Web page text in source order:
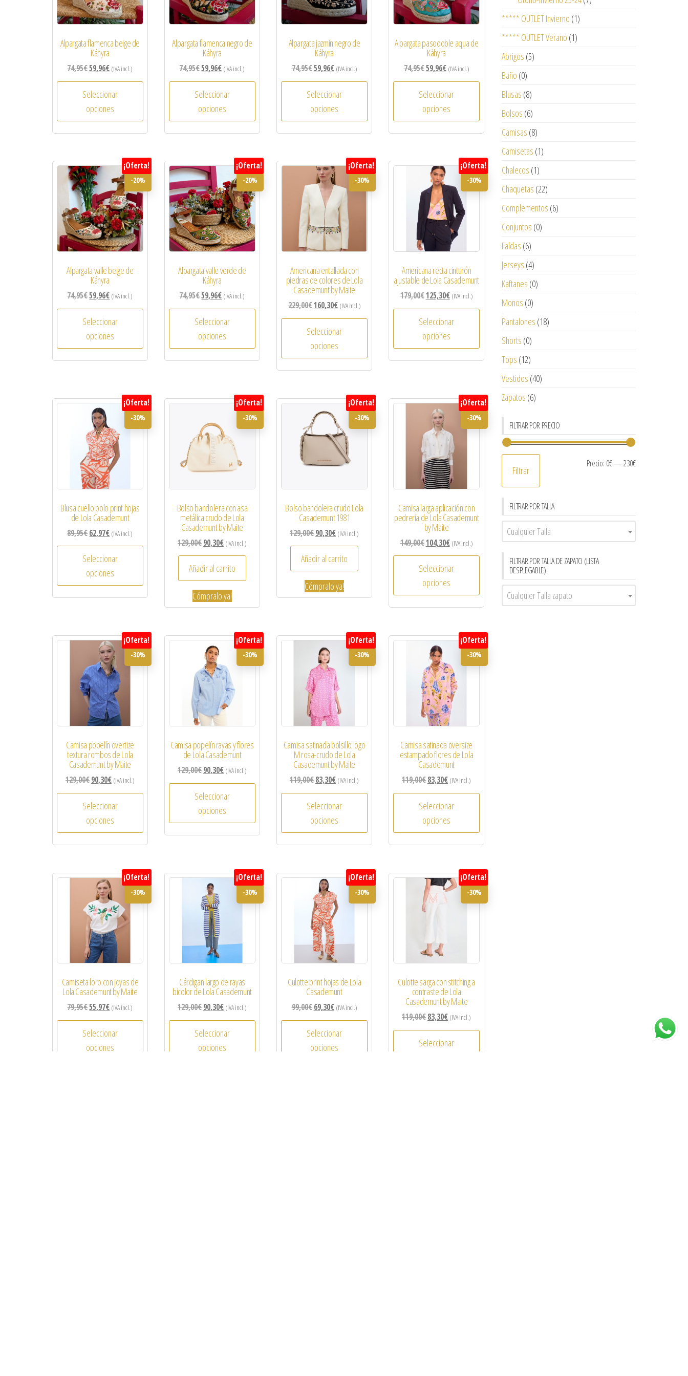
Alpargata flamenca beige de
Káhyra
74,95€59,96€ (IVA incl.)
Seleccionar
opciones
Alpargata flamenca negro de
Káhyra
74,95€59,96€ (IVA incl.)
Seleccionar
opciones
Alpargata jazmín negro de
Káhyra
74,95€59,96€ (IVA incl.)
Seleccionar
opciones
Alpargata pasodoble aqua de
Káhyra
74,95€59,96€ (IVA incl.)
Seleccionar
opciones
¡Oferta!
Alpargata valle beige de
Káhyra
74,95€59,96€ (IVA incl.)
Seleccionar
opciones
-20%
¡Oferta!
Alpargata valle verde de
Káhyra
74,95€59,96€ (IVA incl.)
Seleccionar
opciones
-20%
¡Oferta!
Americana entallada con
piedras de colores de Lola
Casademunt by Maite
229,00€160,30€ (IVA incl.)
Seleccionar
opciones
-30%
¡Oferta!
Americana recta cinturón
ajustable de Lola Casademunt
179,00€125,30€ (IVA incl.)
Seleccionar
opciones
-30%
¡Oferta!
Blusa cuello polo print hojas
de Lola Casademunt
89,95€62,97€ (IVA incl.)
Seleccionar
opciones
-30%
¡Oferta!
Bolso bandolera con asa
metálica crudo de Lola
Casademunt by Maite
129,00€90,30€ (IVA incl.)
Añadir al carrito
Cómpralo ya!
-30%
¡Oferta!
Bolso bandolera crudo Lola
Casademunt 1981
129,00€90,30€ (IVA incl.)
Añadir al carrito
Cómpralo ya!
-30%
¡Oferta!
Camisa larga aplicación con
pedrería de Lola Casademunt
by Maite
149,00€104,30€ (IVA incl.)
Seleccionar
opciones
-30%
¡Oferta!
Camisa popelín overtize
textura rombos de Lola
Casademunt by Maite
129,00€90,30€ (IVA incl.)
Seleccionar
opciones
-30%
¡Oferta!
Camisa popelín rayas y flores
de Lola Casademunt
129,00€90,30€ (IVA incl.)
Seleccionar
opciones
-30%
¡Oferta!
Camisa satinada bolsillo logo
M rosa-crudo de Lola
Casademunt by Maite
119,00€83,30€ (IVA incl.)
Seleccionar
opciones
-30%
¡Oferta!
Camisa satinada oversize
estampado flores de Lola
Casademunt
119,00€83,30€ (IVA incl.)
Seleccionar
opciones
-30%
¡Oferta!
Camiseta loro con joyas de
Lola Casademunt by Maite
79,95€55,97€ (IVA incl.)
Seleccionar
opciones
-30%
¡Oferta!
Cárdigan largo de rayas
bicolor de Lola Casademunt
129,00€90,30€ (IVA incl.)
Seleccionar
opciones
-30%
¡Oferta!
Culotte print hojas de Lola
Casademunt
99,00€ 69,30€ (IVA incl.)
Seleccionar
opciones
-30%
¡Oferta!
Culotte sarga con stitching a
contraste de Lola
Casademunt by Maite
119,00€83,30€ (IVA incl.)
Seleccionar
-30%
***** OUTLET Invierno (1)
***** OUTLET Verano (1)
Abrigos (5)
Baño (0)
Blusas (8)
Bolsos (6)
Camisas (8)
Camisetas (1)
Chalecos (1)
Chaquetas (22)
Complementos (6)
Conjuntos (0)
Faldas (6)
Jerseys (4)
Kaftanes (0)
Monos (0)
Pantalones (18)
Shorts (0)
Tops (12)
Vestidos (40)
Zapatos (6)
FILTRAR POR PRECIO
Filtrar
Precio: 0€—230€
FILTRAR POR TALLA
Cualquier Talla
FILTRAR POR TALLA DE ZAPATO (LISTA
DESPLEGABLE)
Cualquier Talla zapato